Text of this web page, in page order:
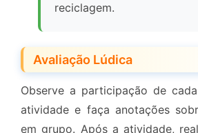
reciclagem.
Avaliação Lúdica
Observe a participação de
atividade e faça anotações
em grupo. Após a atividade,